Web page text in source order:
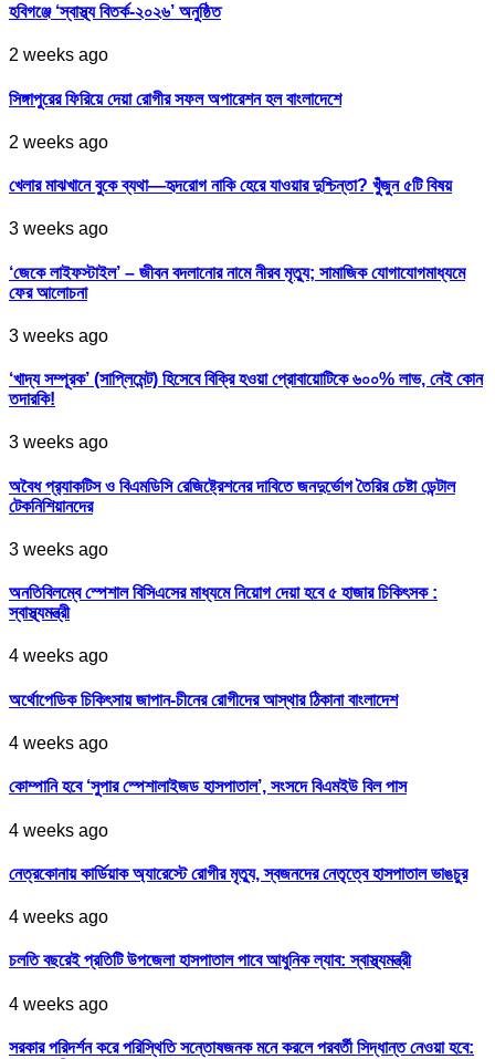
হবিগঞ্জে ‘স্বাস্থ্য বিতর্ক-২০২৬’ অনুষ্ঠিত
2 weeks ago
সিঙ্গাপুরের ফিরিয়ে দেয়া রোগীর সফল অপারেশন হল বাংলাদেশে
2 weeks ago
খেলার মাঝখানে বুকে ব্যথা—হৃদরোগ নাকি হেরে যাওয়ার দুশ্চিন্তা? খুঁজুন ৫টি বিষয়
3 weeks ago
‘জেকে লাইফস্টাইল’ – জীবন বদলানোর নামে নীরব মৃত্যু; সামাজিক যোগাযোগমাধ্যমে
ফের আলোচনা
3 weeks ago
‘খাদ্য সম্পূরক’ (সাপ্লিমেন্ট) হিসেবে বিক্রি হওয়া প্রোবায়োটিকে ৬০০% লাভ, নেই কোন
তদারকি!
3 weeks ago
অবৈধ প্র‍্যাকটিস ও বিএমডিসি রেজিষ্ট্রেশনের দাবিতে জনদুর্ভোগ তৈরির চেষ্টা ডেন্টাল
টেকনিশিয়ানদের
3 weeks ago
অনতিবিলম্বে স্পেশাল বিসিএসের মাধ্যমে নিয়োগ দেয়া হবে ৫ হাজার চিকিৎসক :
স্বাস্থ্যমন্ত্রী
4 weeks ago
অর্থোপেডিক চিকিৎসায় জাপান-চীনের রোগীদের আস্থার ঠিকানা বাংলাদেশ
4 weeks ago
কোম্পানি হবে ‘সুপার স্পেশালাইজড হাসপাতাল’, সংসদে বিএমইউ বিল পাস
4 weeks ago
নেত্রকোনায় কার্ডিয়াক অ্যারেস্টে রোগীর মৃত্যু, স্বজনদের নেতৃত্বে হাসপাতাল ভাঙচুর
4 weeks ago
চলতি বছরেই প্রতিটি উপজেলা হাসপাতাল পাবে আধুনিক ল্যাব: স্বাস্থ্যমন্ত্রী
4 weeks ago
সরকার পরিদর্শন করে পরিস্থিতি সন্তোষজনক মনে করলে পরবর্তী সিদ্ধান্ত নেওয়া হবে: